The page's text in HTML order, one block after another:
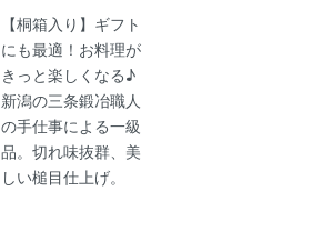
【桐箱入り】ギフト
にも最適！お料理が
きっと楽しくなる♪
新潟の三条鍛冶職人
の手仕事による一級
品。切れ味抜群、美
しい槌目仕上げ。